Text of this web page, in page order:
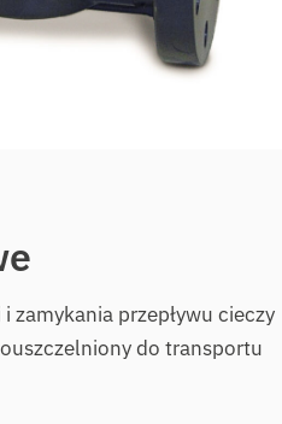
zamykania przepływu cieczy
do transportu